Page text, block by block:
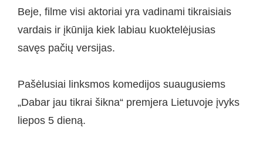
Beje, filme visi aktoriai yra vadinami tikraisiais
vardais ir įkūnija kiek labiau kuoktelėjusias
savęs pačių versijas.
Pašėlusiai linksmos komedijos suaugusiems
„Dabar jau tikrai šikna“ premjera Lietuvoje įvyks
liepos 5 dieną.